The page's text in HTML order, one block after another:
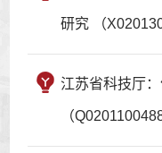
研究 （
江苏省科技厅
（